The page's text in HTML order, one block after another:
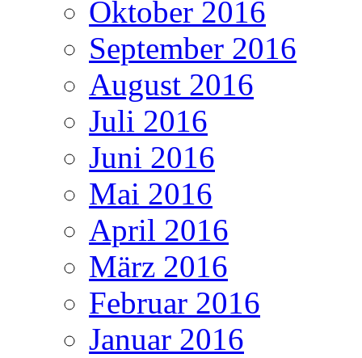
Oktober 2016
September 2016
August 2016
Juli 2016
Juni 2016
Mai 2016
April 2016
März 2016
Februar 2016
Januar 2016